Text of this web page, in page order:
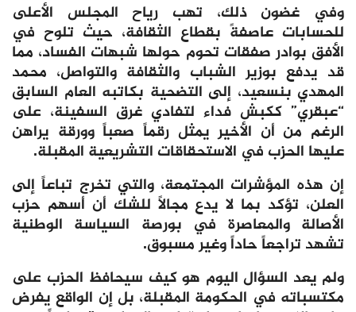
وفي غضون ذلك، تهب رياح المجلس الأعلى
للحسابات عاصفةً بقطاع الثقافة، حيث تلوح في
الأفق بوادر صفقات تحوم حولها شبهات الفساد، مما
قد يدفع بوزير الشباب والثقافة والتواصل، محمد
المهدي بنسعيد، إلى التضحية بكاتبه العام السابق
“عبقري” ككبش فداء لتفادي غرق السفينة، على
الرغم من أن الأخير يمثل رقماً صعباً وورقة يراهن
عليها الحزب في الاستحقاقات التشريعية المقبلة.
إن هذه المؤشرات المجتمعة، والتي تخرج تباعاً إلى
العلن، تؤكد بما لا يدع مجالاً للشك أن أسهم حزب
الأصالة والمعاصرة في بورصة السياسة الوطنية
تشهد تراجعاً حاداً وغير مسبوق.
ولم يعد السؤال اليوم هو كيف سيحافظ الحزب على
مكتسباته في الحكومة المقبلة، بل إن الواقع يفرض